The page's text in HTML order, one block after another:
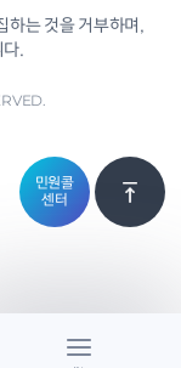
하는 것을 거부하며,
다.
민원콜
센터